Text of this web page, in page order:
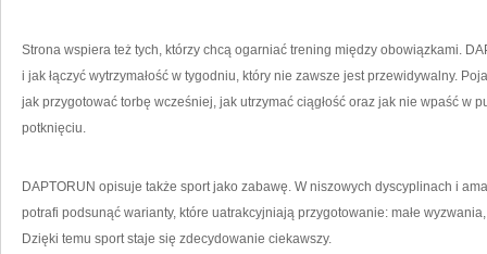
Strona wspiera też tych, którzy chcą ogarniać trening między obowiązkami.
i jak łączyć wytrzymałość w tygodniu, który nie zawsze jest przewidywalny.
jak przygotować torbę wcześniej, jak utrzymać ciągłość oraz jak nie wpaść w
potknięciu.
DAPTORUN opisuje także sport jako zabawę. W niszowych dyscyplinach i
potrafi podsunąć warianty, które uatrakcyjniają przygotowanie: małe
Dzięki temu sport staje się zdecydowanie ciekawszy.